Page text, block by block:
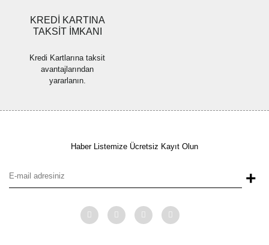
KREDİ KARTINA
TAKSİT İMKANI
Kredi Kartlarına taksit
avantajlarından
yararlanın.
Haber Listemize Ücretsiz Kayıt Olun
+